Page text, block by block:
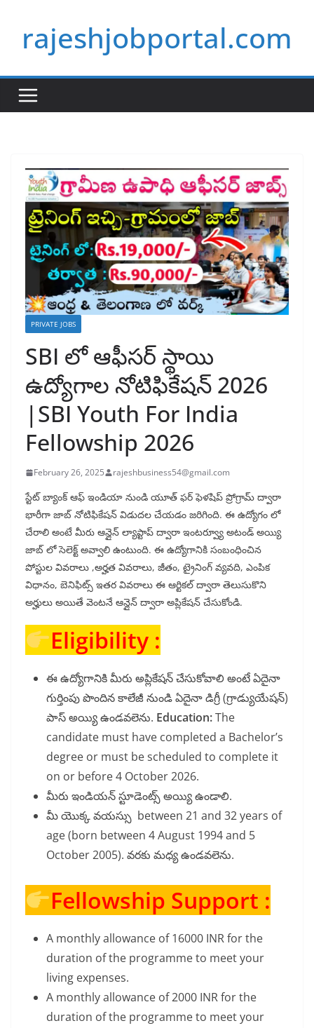
contentrajeshjobportal.com
PRIVATE JOBS
SBI లో ఆఫీసర్ స్థాయి
ఉద్యోగాల నోటిఫికేషన్ 2026
|SBI Youth For India
Fellowship 2026
February 26, 2025 rajeshbusiness54@gmail.com
స్టేట్ బ్యాంక్ ఆఫ్ ఇండియా నుండి యూత్ ఫర్ ఫెళషిప్ ప్రోగ్రామ్ ద్వారా
భారీగా జాబ్ నోటిఫికేషన్ విడుదల చేయడం జరిగింది. ఈ ఉద్యోగం లో
చేరాలి అంటే మీరు ఆన్లైన్ ల్యాప్టాప్ ద్వారా ఇంటర్వ్యూ అటండ్ అయ్యి
జాబ్ లో సెలెక్ట్ అవ్వాలి ఉంటుంది. ఈ ఉద్యోగానికి సంబంధించిన
పోస్టుల వివరాలు ,అర్హత వివరాలు, జీతం, ట్రైనింగ్ వ్యవది, ఎంపిక
విధానం, బెనిఫిట్స్ ఇతర వివరాలు ఈ ఆర్టికల్ ద్వారా తెలుసుకొని
అర్హులు అయితే వెంటనే ఆన్లైన్ ద్వారా అప్లికేషన్ చేసుకోండి.
Eligibility :
ఈ ఉద్యోగానికి మీరు అప్లికేషన్ చేసుకోవాలి అంటే ఏదైనా
గుర్తింపు పొందిన కాలేజీ నుండి ఏదైనా డిగ్రీ (గ్రాడ్యుయేషన్)
పాస్ అయ్యి ఉండవలెను. Education:The
candidate must have completed a Bachelor’s
degree or must be scheduled to complete it
on or before 4 October 2026.
మీరు ఇండియన్ స్టూడెంట్స్ అయ్యి ఉండాలి.
మీ యొక్క వయస్సు between 21 and 32 years of
age (born between 4 August 1994 and 5
October 2005). వరకు మధ్య ఉండవలెను.
Fellowship Support :
A monthly allowance of 16000 INR for the
duration of the programme to meet your
living expenses.
A monthly allowance of 2000 INR for the
duration of the programme to meet your